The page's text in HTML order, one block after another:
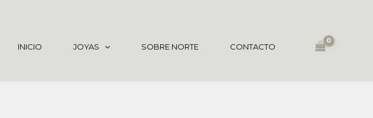
INICIO JOYAS SOBRE NORTE CONTACTO